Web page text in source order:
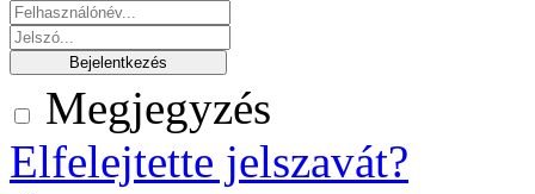
Megjegyzés
Elfelejtette jelszavát?